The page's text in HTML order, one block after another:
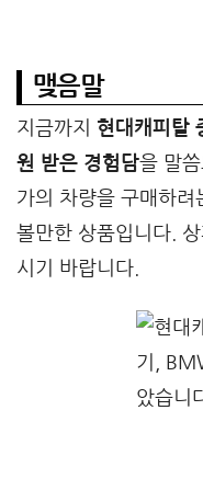
맺음말
지금까지 현대캐피탈
원 받은 경험담을 말
가의 차량을 구매하려
볼만한 상품입니다.
시기 바랍니다.